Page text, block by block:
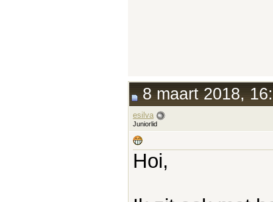
8 maart 2018,
esilva
Juniorlid
Hoi,